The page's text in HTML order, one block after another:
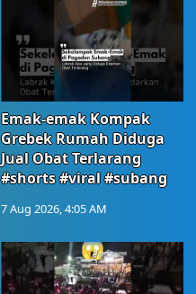
Emak-emak Kompak
Grebek Rumah Diduga
Jual Obat Terlarang
#shorts #viral #subang
7 Aug 2026, 4:05 AM